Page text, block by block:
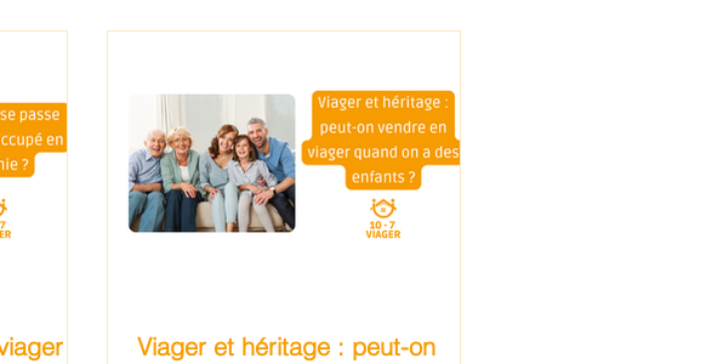
Viager et héritage : peut-on